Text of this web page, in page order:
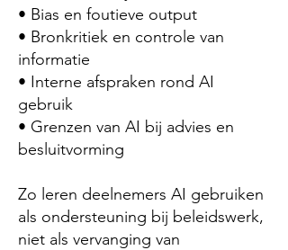
• Bias en foutieve output
• Bronkritiek en controle van
informatie
• Interne afspraken rond AI
gebruik
• Grenzen van AI bij advies en
besluitvorming
Zo leren deelnemers AI gebruiken
als ondersteuning bij beleidswerk,
niet als vervanging van